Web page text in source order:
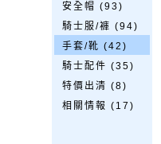
安全帽 (93)
騎士服/褲 (94)
手套/靴 (42)
騎士配件 (35)
特價出清 (8)
相關情報 (17)